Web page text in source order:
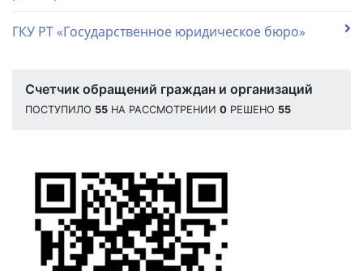
ГКУ РТ «Государственное юридическое бюро»
Счетчик обращений граждан и организаций
ПОСТУПИЛО 55 НА РАССМОТРЕНИИ 0 РЕШЕНО 55